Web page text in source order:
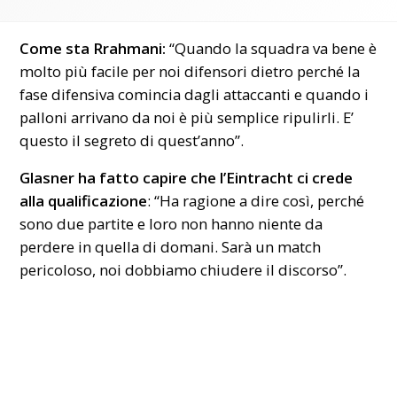
Come sta Rrahmani: “Quando la squadra va bene è
molto più facile per noi difensori dietro perché la
fase difensiva comincia dagli attaccanti e quando i
palloni arrivano da noi è più semplice ripulirli. E’
questo il segreto di quest’anno”.
Glasner ha fatto capire che l’Eintracht ci crede
alla qualificazione: “Ha ragione a dire così, perché
sono due partite e loro non hanno niente da
perdere in quella di domani. Sarà un match
pericoloso, noi dobbiamo chiudere il discorso”.